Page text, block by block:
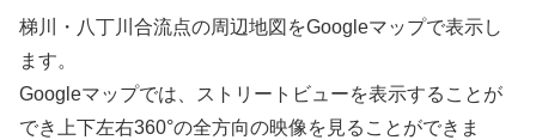
梯川・八丁川合流点の周辺地図をGoogleマップで表示し
ます。
Googleマップでは、ストリートビューを表示することが
でき上下左右360°の全方向の映像を見ることができま